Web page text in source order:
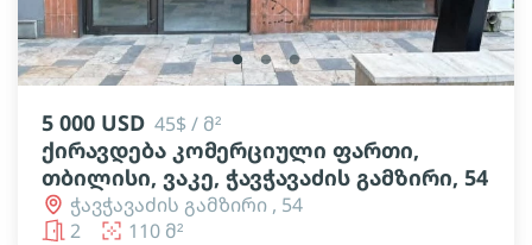
lens lens lens
5 000 USD 45$ / მ²
ქირავდება კომერციული ფართი,
თბილისი, ვაკე, ჭავჭავაძის გამზირი, 54
ჭავჭავაძის გამზირი , 54
2
110 მ²